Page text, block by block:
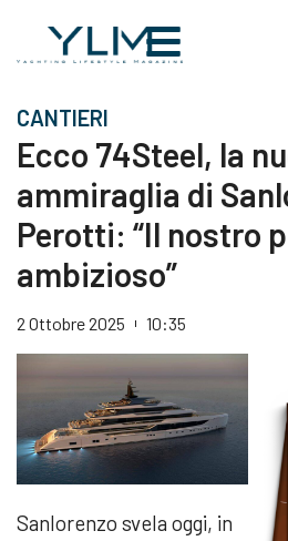
CANTIERI
Ecco 74Steel, la
ammiraglia di
Perotti: “Il nostro
ambizioso”
2 Ottobre 2025 10:35
Sanlorenzo svela oggi, in